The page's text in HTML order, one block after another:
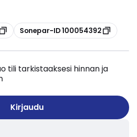
Kopioi
Sonepar-ID 100054392
tili tarkistaaksesi hinnan ja
Kirjaudu